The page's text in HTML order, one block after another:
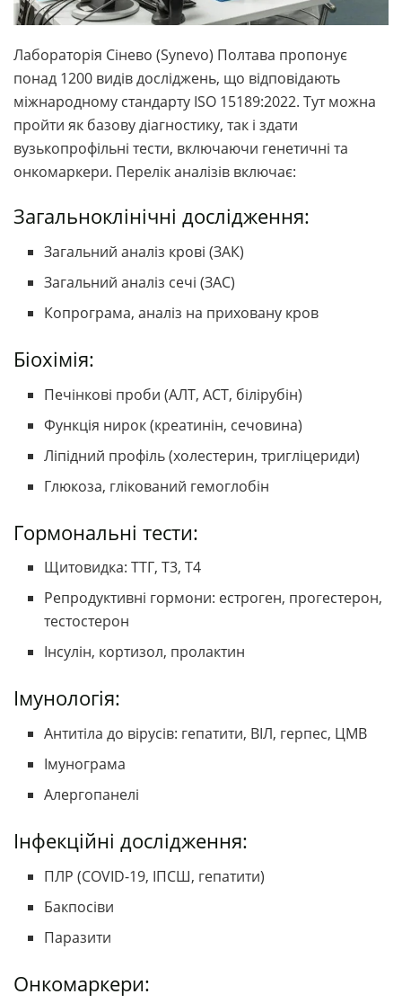
Лабораторія Сінево (Synevo) Полтава пропонує
понад 1200 видів досліджень, що відповідають
міжнародному стандарту ISO 15189:2022. Тут можна
пройти як базову діагностику, так і здати
вузькопрофільні тести, включаючи генетичні та
онкомаркери. Перелік аналізів включає:
Загальноклінічні дослідження:
Загальний аналіз крові (ЗАК)
Загальний аналіз сечі (ЗАС)
Копрограма, аналіз на приховану кров
Біохімія:
Печінкові проби (АЛТ, АСТ, білірубін)
Функція нирок (креатинін, сечовина)
Ліпідний профіль (холестерин, тригліцериди)
Глюкоза, глікований гемоглобін
Гормональні тести:
Щитовидка: ТТГ, Т3, Т4
Репродуктивні гормони: естроген, прогестерон,
тестостерон
Інсулін, кортизол, пролактин
Імунологія:
Антитіла до вірусів: гепатити, ВІЛ, герпес, ЦМВ
Імунограма
Алергопанелі
Інфекційні дослідження:
ПЛР (COVID-19, ІПСШ, гепатити)
Бакпосіви
Паразити
Онкомаркери: